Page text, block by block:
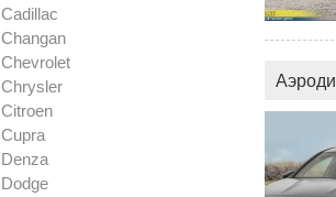
Cadillac
Changan
Chevrolet
Chrysler
Citroen
Cupra
Denza
Dodge